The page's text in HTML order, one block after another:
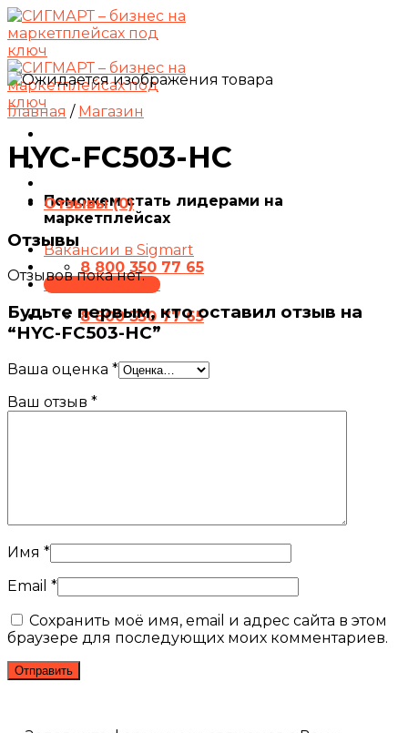
Skip
to
content
Поможем стать лидерами на
маркетплейсах
Вакансии в Sigmart
8 800 350 77 65
ПРЕЗЕНТАЦИЯ
8 800 350 77 65
Главная / Магазин
HYC-FC503-HC
Отзывы (0)
Отзывы
Отзывов пока нет.
Будьте первым, кто оставил отзыв на
“HYC-FC503-HC”
Ваша оценка *
Ваш отзыв *
Имя *
Email *
Сохранить моё имя, email и адрес сайта в этом
браузере для последующих моих комментариев.